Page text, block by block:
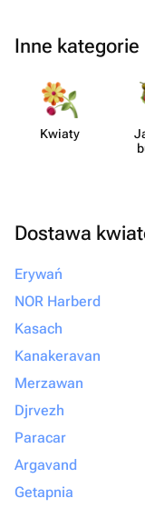
Inne kategorie
Kwiaty
Dostawa
Erywań
NOR Harberd
Kasach
Kanakeravan
Merzawan
Djrvezh
Paracar
Argavand
Getapnia